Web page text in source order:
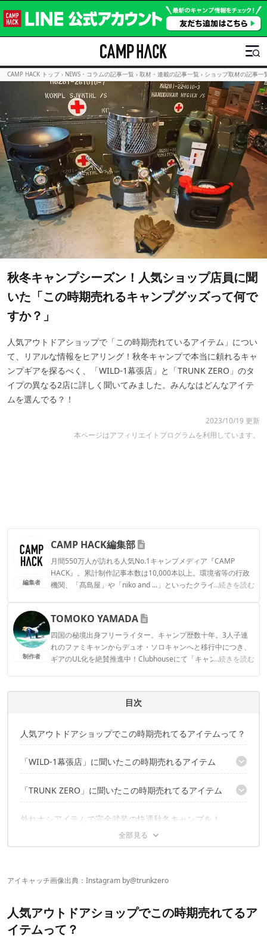
CAMP HACK トップ › NEWS・コラムの記事一覧 › 取材・連載の記事一覧 › ショップ取材の記事一
秋冬キャンプシーズン！人気ショップ店員に聞
いた「この時期売れるキャンプグッズって何で
すか？」
人気アウトドアショップで「この時期売れているアイテム」につい
て、リアルな情報をヒアリング！秋冬キャンプで本当に頼れるキャ
ンプギアを探るべく、「WILD-1幕張店」と「TRUNK ZERO」のタ
イプの異なる2店に詳しく聞いてみました。みんなはどんなアイテ
ムを選んでる？！
2023/10/19 更新
本ページはアフィリエイトプログラムを利用しています。
編集者
CAMP HACK編集部
月間550万人が訪れる人気No.1キャンプメディア『CAMP
HACK』。累計制作記事本数は10,000本以上。環境省等の行政
機関、「髙島屋」や「niko and ...」といったクライアントとの
...続きを読む
CAMP HACK編集部のプロフィール
制作者
TOMOKO YAMADA
四国の秘境出身フリーライター。キャンプ歴数十年。3人子連
れのファミキャンからデュオ・ソロキャンへと移行中につき、
ギアのUL化を絶賛推進中！Clubhouseにて「キャンパーさんよ
...続きを読む
TOMOKO YAMADAのプロフィール
目次
人気アウトドアショップでこの時期売れてるアイテムって？
「WILD-1幕張店」に聞いたこの時期売れるアイテム
お話を伺ったのはキャンプ用品担当の前川さん
① ユニフレーム「ファイアグリル」
② クオルツ「ステンレス 炭火 火消し壺」
「TRUNK ZERO」に聞いたこの時期売れてるアイテム
お話を伺ったのはオーナーの清水さん
①OMINI（オムニ）「石油バーナー ODカラー」
② ツノカワファーム TZ別注ポンチョライナー「Neck Rest
外れナシアイテムで完全武装の快適秋冬キャンプを！
アイキャッチ画像出典：Instagram by@trunkzero
人気アウトドアショップでこの時期売れてるア
イテムって？